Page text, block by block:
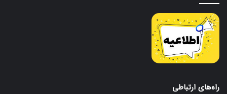
راه‌های ارتباطی